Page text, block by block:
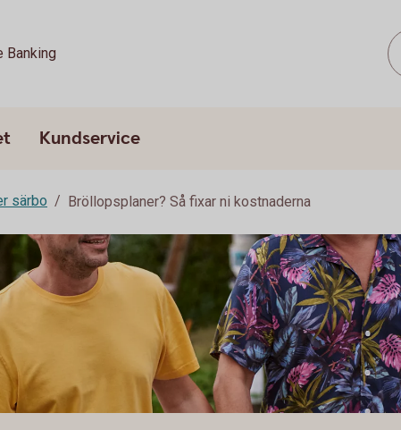
Banking
Kundservice
särbo Bröllopsplaner? Så fixar ni kostnaderna